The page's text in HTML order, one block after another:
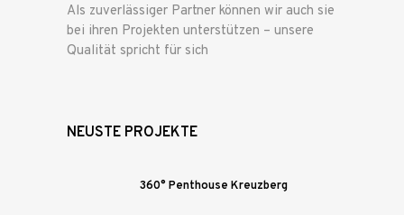
Als zuverlässiger Partner können wir auch sie
bei ihren Projekten unterstützen – unsere
Qualität spricht für sich
NEUSTE PROJEKTE
360° Penthouse Kreuzberg